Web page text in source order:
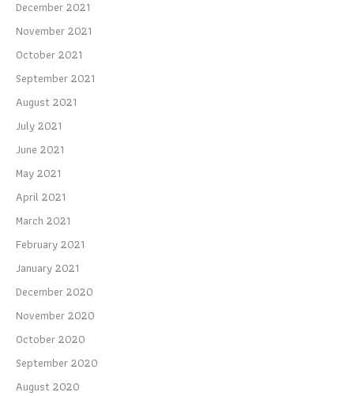
December 2021
November 2021
October 2021
September 2021
August 2021
July 2021
June 2021
May 2021
April 2021
March 2021
February 2021
January 2021
December 2020
November 2020
October 2020
September 2020
August 2020